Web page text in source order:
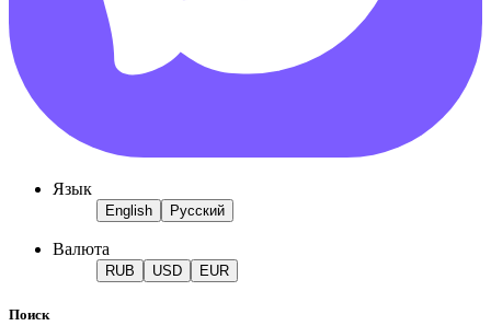
Язык
English Русский
Валюта
RUB USD EUR
Поиск